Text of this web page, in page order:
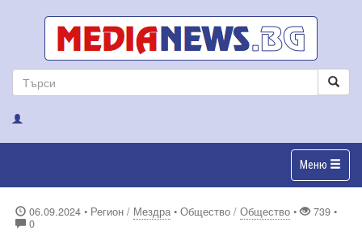
Меню
06.09.2024 • Регион / Мездра • Общество / Общество •
739 •
0